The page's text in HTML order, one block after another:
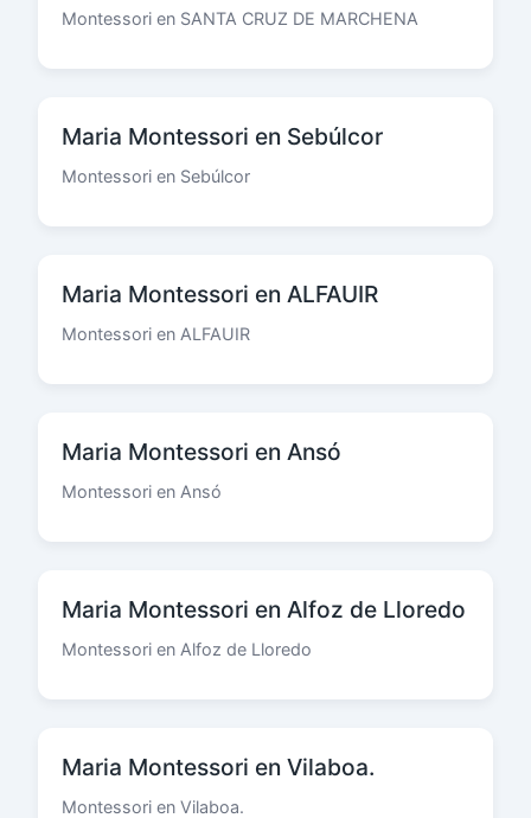
Montessori en SANTA CRUZ DE MARCHENA
Maria Montessori en Sebúlcor
Montessori en Sebúlcor
Maria Montessori en ALFAUIR
Montessori en ALFAUIR
Maria Montessori en Ansó
Montessori en Ansó
Maria Montessori en Alfoz de Lloredo
Montessori en Alfoz de Lloredo
Maria Montessori en Vilaboa.
Montessori en Vilaboa.